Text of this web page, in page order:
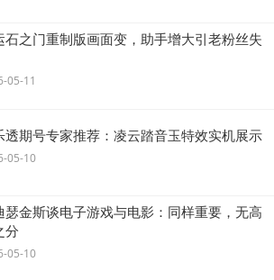
石之门重制版画面变，助手增大引老粉丝失
05-11
透期号专家推荐：凌云踏音玉特效实机展示
05-10
瑟金斯谈电子游戏与电影：同样重要，无高
分
05-10